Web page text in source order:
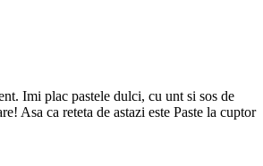
Imi plac pastele dulci, cu unt si sos de
Asa ca reteta de astazi este Paste la cuptor